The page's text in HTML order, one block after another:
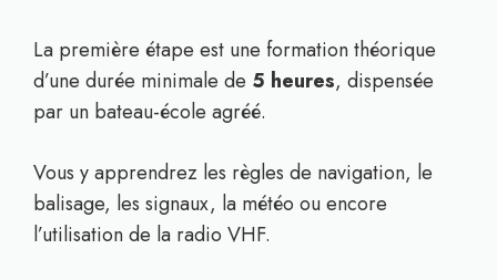
La première étape est une formation théorique
d’une durée minimale de 5 heures, dispensée
par un bateau-école agréé.
Vous y apprendrez les règles de navigation, le
balisage, les signaux, la météo ou encore
l’utilisation de la radio VHF.